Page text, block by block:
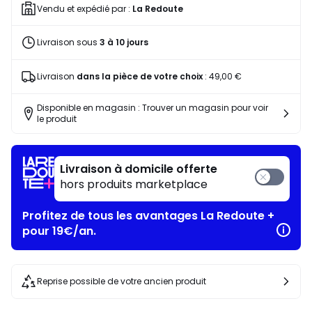
Vendu et expédié par : La Redoute
Livraison sous 3 à 10 jours
Livraison dans la pièce de votre choix: 49,00 €
Disponible en magasin : Trouver un magasin pour voir
le produit
Livraison à domicile offerte
hors produits marketplace
Profitez de tous les avantages La Redoute +
pour 19€/an.
Reprise possible de votre ancien produit